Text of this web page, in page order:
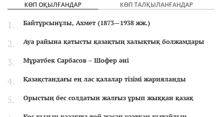
КӨП ОҚЫЛҒАНДАР КӨП ТАЛҚЫЛАНҒАНДАР
Байтұрсынұлы, Ахмет (1873—1938 жж.)
Ауа райына қатысты қазақтың халықтық болжамдары
Мұратбек Сарбасов – Шофер әні
Қазақстандағы ең лас қалалар тізімі жарияланды
Орыстың бес солдатын жалғыз ұрып жыққан қазақ